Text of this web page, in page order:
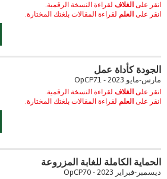
انقر على الغلاف لقراءة النسخة الرقمية.
انقر على العلم لقراءة المقالات بلغتك المختارة.
الجودة كأداة عمل
مارس-مايو 2023 - OpCP71
انقر على الغلاف لقراءة النسخة الرقمية.
انقر على العلم لقراءة المقالات بلغتك المختارة.
الحماية الكاملة للغابة المزروعة
ديسمبر-فبراير 2023 - OpCP70